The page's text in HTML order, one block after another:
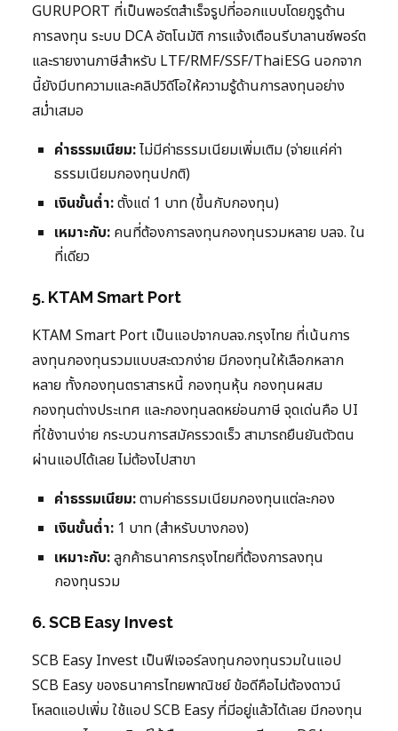
GURUPORT ที่เป็นพอร์ตสำเร็จรูปที่ออกแบบโดยกูรูด้าน
การลงทุน ระบบ DCA อัตโนมัติ การแจ้งเตือนรีบาลานซ์พอร์ต
และรายงานภาษีสำหรับ LTF/RMF/SSF/ThaiESG นอกจาก
นี้ยังมีบทความและคลิปวิดีโอให้ความรู้ด้านการลงทุนอย่าง
สม่ำเสมอ
ค่าธรรมเนียม:ไม่มีค่าธรรมเนียมเพิ่มเติม (จ่ายแค่ค่า
ธรรมเนียมกองทุนปกติ)
เงินขั้นต่ำ:ตั้งแต่ 1 บาท (ขึ้นกับกองทุน)
เหมาะกับ: คนที่ต้องการลงทุนกองทุนรวมหลาย บลจ. ใน
ที่เดียว
5. KTAM Smart Port
KTAM Smart Port เป็นแอปจากบลจ.กรุงไทย ที่เน้นการ
ลงทุนกองทุนรวมแบบสะดวกง่าย มีกองทุนให้เลือกหลาก
หลาย ทั้งกองทุนตราสารหนี้ กองทุนหุ้น กองทุนผสม
กองทุนต่างประเทศ และกองทุนลดหย่อนภาษี จุดเด่นคือ UI
ที่ใช้งานง่าย กระบวนการสมัครรวดเร็ว สามารถยืนยันตัวตน
ผ่านแอปได้เลย ไม่ต้องไปสาขา
ค่าธรรมเนียม:ตามค่าธรรมเนียมกองทุนแต่ละกอง
เงินขั้นต่ำ: 1 บาท (สำหรับบางกอง)
เหมาะกับ:ลูกค้าธนาคารกรุงไทยที่ต้องการลงทุน
กองทุนรวม
6. SCB Easy Invest
SCB Easy Invest เป็นฟีเจอร์ลงทุนกองทุนรวมในแอป
SCB Easy ของธนาคารไทยพาณิชย์ ข้อดีคือไม่ต้องดาวน์
โหลดแอปเพิ่ม ใช้แอป SCB Easy ที่มีอยู่แล้วได้เลย มีกองทุน